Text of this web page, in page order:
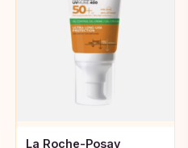
La Roche-Posay